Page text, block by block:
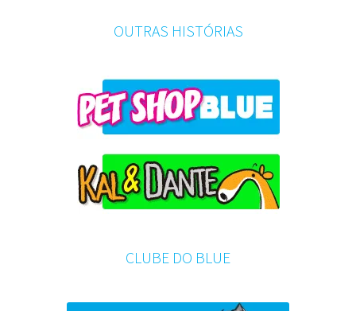
OUTRAS HISTÓRIAS
CLUBE DO BLUE